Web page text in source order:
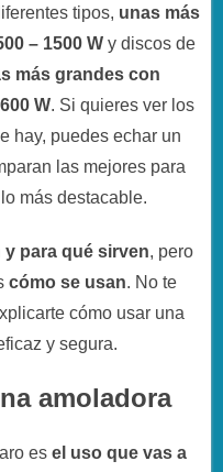
tipos, unas más
– 1500 Wy discos de
más grandes con
W. Si quieres ver los
hay, puedes echar un
las mejores para
más destacable.
para qué sirven, pero
cómo se usan. No te
cómo usar una
y segura.
amoladora
es el uso que vas a